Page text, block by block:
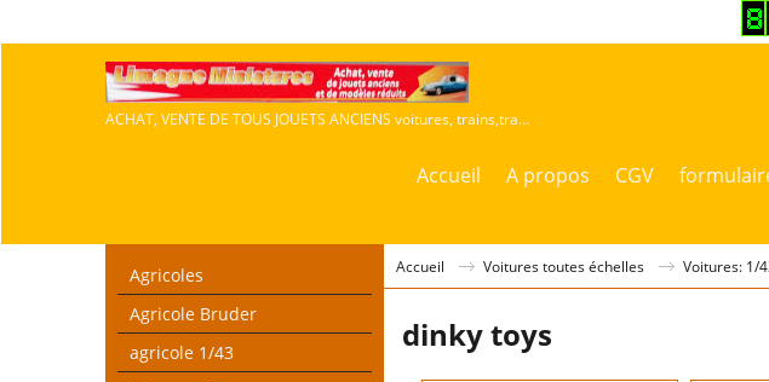
ACHAT, VENTE DE TOUS JOUETS ANCIENS voitures, trains,travaux publics,agricoles
Accueil A propos CGV
Agricoles
Agricole Bruder
agricole 1/43
Accueil Voitures toutes échelles Voitures: 1/
dinky toys